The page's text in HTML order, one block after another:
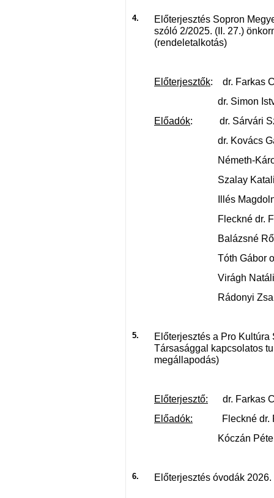
4.
Előterjesztés Sopron
szóló 2/2025. (II. 27.)
(rendeletalkotás)
Előterjesztők: dr. Farkas
dr. Simon István
Előadók: dr. Sárvári
dr. Kovács
Németh-Károly
Szalay Katalin
Illés Magdolna
Fleckné dr. Fekete
Balázsné Rőczei
Tóth Gábor
Virágh Natália
Rádonyi Zsanett
5.
Előterjesztés a Pro
Társasággal kapcsolatos
megállapodás)
Előterjesztő: dr. Farkas
Előadók: Fleckné dr.
Kóczán Péter
6. Előterjesztés óvodák